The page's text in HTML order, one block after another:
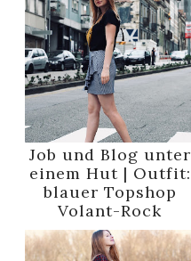
Job und Blog unter
einem Hut | Outfit:
blauer Topshop
Volant-Rock